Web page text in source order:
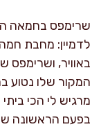
שרימפס בחמאה
לדמיין: מחבת
באוויר, ושרימפס
המקור שלו נטוע
מרגיש לי הכי
בפעם הראשונה